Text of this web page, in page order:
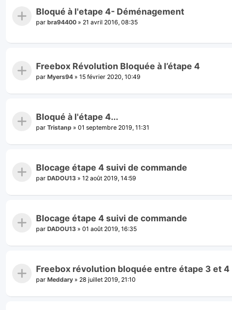
Bloqué à l'etape 4- Déménagement
par bra94400 » 21 avril 2016, 08:35
Freebox Révolution Bloquée à l’étape 4
par Myers94 » 15 février 2020, 10:49
Bloqué à l'étape 4...
par Tristanp » 01 septembre 2019, 11:31
Blocage étape 4 suivi de commande
par DADOU13 » 12 août 2019, 14:59
Blocage étape 4 suivi de commande
par DADOU13 » 01 août 2019, 16:35
Freebox révolution bloquée entre étape 3 et 4
par Meddary » 28 juillet 2019, 21:10